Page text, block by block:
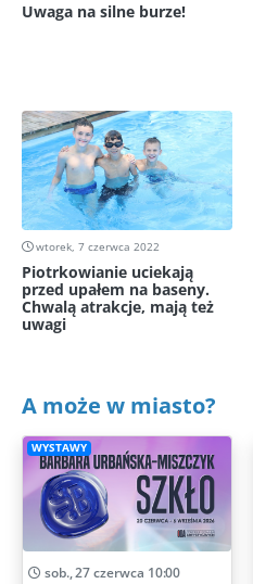
Uwaga na silne burze!
wtorek, 7 czerwca 2022
Piotrkowianie uciekają
przed upałem na baseny.
Chwalą atrakcje, mają też
uwagi
A może w miasto?
WYSTAWY
sob., 27 czerwca 10:00